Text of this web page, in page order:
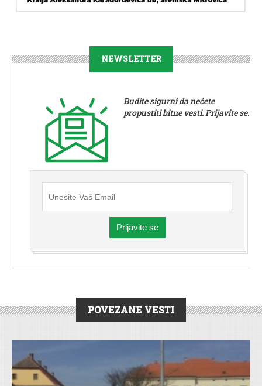
NEWSLETTER
Budite sigurni da nećete
propustiti bitne vesti. Prijavite se.
Prijavite se
POVEZANE VESTI